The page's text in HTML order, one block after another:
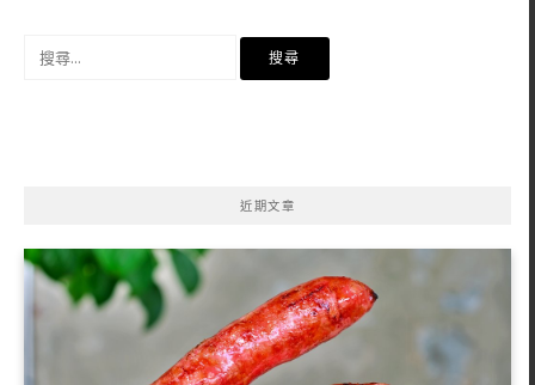
近期文章